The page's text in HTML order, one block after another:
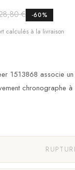
€ -60%
calculés à la livraison
1513868 associe
chronographe